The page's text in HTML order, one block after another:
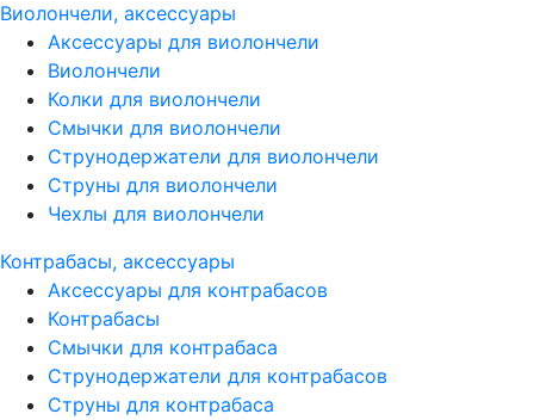
Виолончели, аксессуары
Аксессуары для виолончели
Виолончели
Колки для виолончели
Смычки для виолончели
Струнодержатели для виолончели
Струны для виолончели
Чехлы для виолончели
Контрабасы, аксессуары
Аксессуары для контрабасов
Контрабасы
Смычки для контрабаса
Струнодержатели для контрабасов
Струны для контрабаса